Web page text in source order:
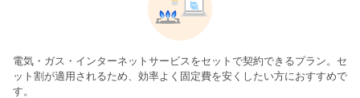
電気・ガス・インターネットサービスをセットで契約できるプラン。セ
ット割が適用されるため、効率よく固定費を安くしたい方におすすめで
す。